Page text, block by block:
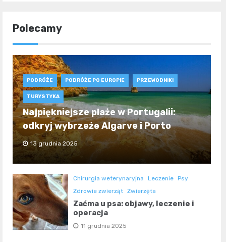
Polecamy
PODRÓŻE PODRÓŻE PO EUROPIE PRZEWODNIKI
TURYSTYKA
Najpiękniejsze plaże w Portugalii:
odkryj wybrzeże Algarve i Porto
13 grudnia 2025
Chirurgia weterynaryjna Leczenie Psy
Zdrowie zwierząt Zwierzęta
Zaćma u psa: objawy, leczenie i
operacja
11 grudnia 2025